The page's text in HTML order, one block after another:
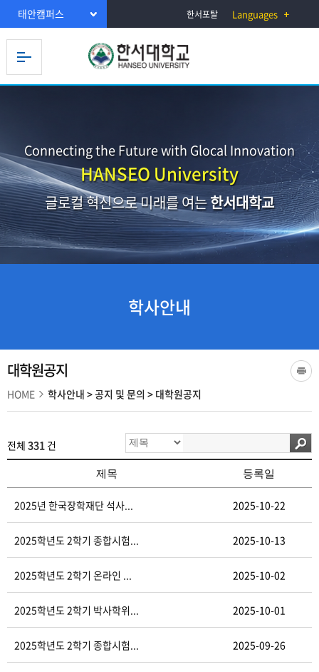
태안캠퍼스 한서포탈 Languages
Connecting the Future with Glocal Innovation
HANSEO University
글로컬 혁신으로 미래를 여는한서대학교
학사안내
대학원공지
HOME 학사안내 >공지 및 문의 > 대학원공지
전체 331 건
제목 등록일
2025년 한국장학재단 석사... 2025-10-22
2025학년도 2학기 종합시험... 2025-10-13
2025학년도 2학기 온라인 ... 2025-10-02
2025학년도 2학기 박사학위... 2025-10-01
2025학년도 2학기 종합시험... 2025-09-26